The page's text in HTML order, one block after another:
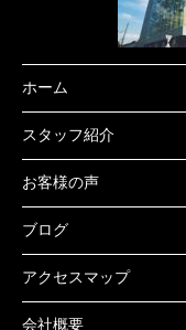
ホーム
スタッフ紹介
お客様の声
ブログ
アクセスマップ
会社概要